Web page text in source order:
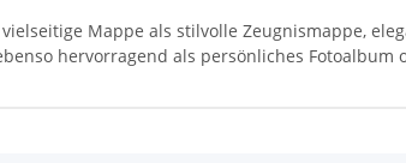
Mappe als stilvolle Zeugnismappe,
hervorragend als persönliches